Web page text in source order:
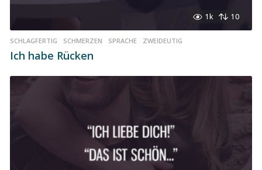
1k 10
SCHLAGFERTIG ,SCHMERZEN ,SPRACHE ,ZWEIDEUTIG
Ich habe Rücken